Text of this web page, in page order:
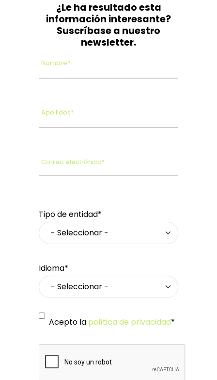
¿Le ha resultado esta
información interesante?
Suscríbase a nuestro
newsletter.
Nombre*
Apellidos*
Correo electrónico*
Tipo de entidad*
Idioma*
Acepto la política de privacidad*